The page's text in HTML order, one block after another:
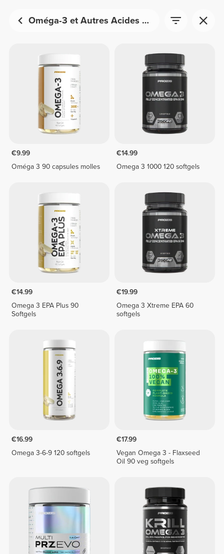
Oméga-3 et Autres Acides Gras
€9.99
Oméga 3 90 capsules molles
€14.99
Omega 3 1000 120 softgels
€14.99
Omega 3 EPA Plus 90
Softgels
€19.99
Omega 3 Xtreme EPA 60
softgels
€16.99
Omega 3-6-9 120 softgels
€17.99
Vegan Omega 3 - Flaxseed
Oil 90 veg softgels